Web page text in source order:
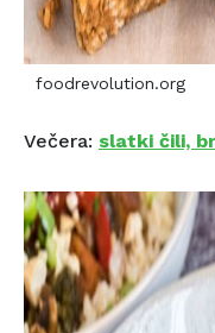
foodrevolution.org
Večera: slatki čili,